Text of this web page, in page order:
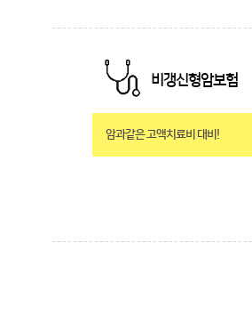
비갱신형암보험
암과같은 고액치료비 대비!